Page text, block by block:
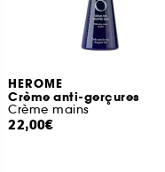
HEROME
Crème anti-gerçures
Crème mains
22,00€